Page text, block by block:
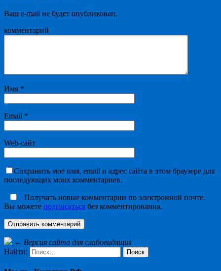
Ваш e-mail не будет опубликован.
комментарий
Имя *
Email *
Web-сайт
Сохранить моё имя, email и адрес сайта в этом браузере для
последующих моих комментариев.
Получать новые комментарии по электронной почте.
Вы можете подписаться без комментирования.
← Версия сайта для слабовидящих
Найти: